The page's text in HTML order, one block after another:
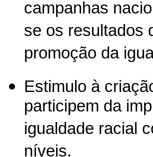
campanhas
se os resultados
promoção da
Estimulo à
participem da
igualdade racial
níveis.